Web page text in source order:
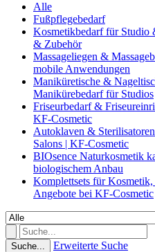
Alle
Fußpflegebedarf
Kosmetikbedarf für Studio
& Zubehör
Massageliegen &
mobile Anwendungen
Maniküretische &
Manikürebedarf für Studios
Friseurbedarf &
KF-Cosmetic
Autoklaven &
Salons | KF-Cosmetic
BIOsence Naturkosmetik
biologischem Anbau
Komplettsets für
Angebote bei KF-Cosmetic
Suche... Erweiterte Suche